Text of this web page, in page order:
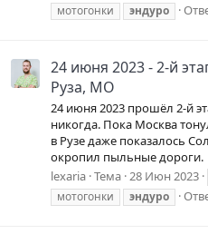
мотогонки
эндуро
24 июня 2023 - 2-й
Руза, МО
24 июня 2023 прошёл 2-й
никогда. Пока Москва
в Рузе даже показалось
окропил пыльные дороги.
lexaria Тема 28 Июн 2023
мотогонки
эндуро